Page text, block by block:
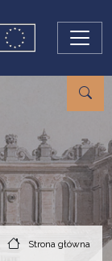
Strona główna